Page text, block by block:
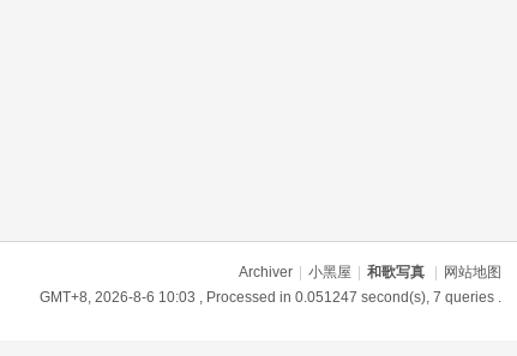
Archiver 小黑屋 和歌写真
网站地图
GMT+8, 2026-8-6 10:03 , Processed in 0.051247 second(s), 7 queries .